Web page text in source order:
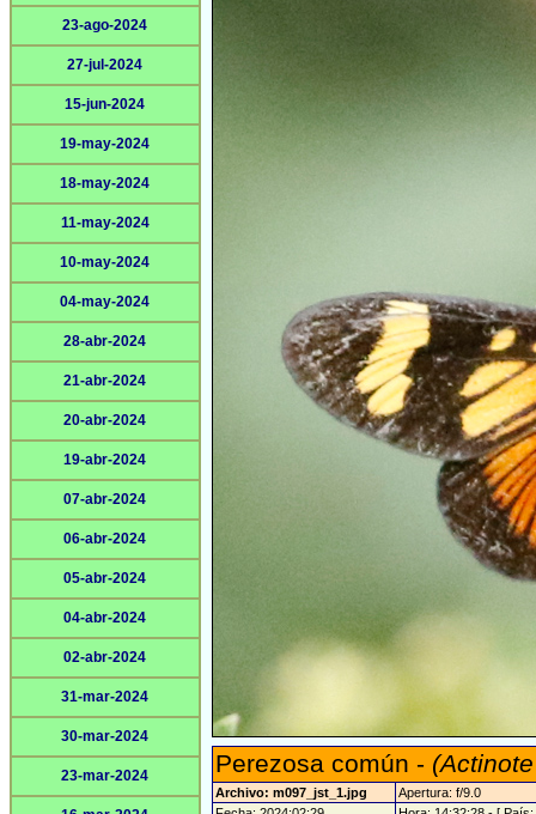
23-ago-2024
27-jul-2024
15-jun-2024
19-may-2024
18-may-2024
11-may-2024
10-may-2024
04-may-2024
28-abr-2024
21-abr-2024
20-abr-2024
19-abr-2024
07-abr-2024
06-abr-2024
05-abr-2024
04-abr-2024
02-abr-2024
31-mar-2024
30-mar-2024
23-mar-2024 Perezosa común -
Archivo: m097_jst_1.jpg
Apertura: f/9.0